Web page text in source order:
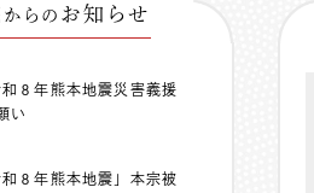
からの お知らせ
和８年熊本地震災害義援
い
和８年熊本地震」本宗被